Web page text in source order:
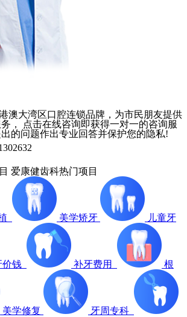
澳大湾区口腔连锁品牌，为市民朋友提供
， 点击在线咨询即获得一对一的咨询服
的问题作出专业回答并保护您的隐私!
爱康健齿科热门项目
美学矫牙 儿童牙
价钱 补牙费用 根
美学修复 牙周专科